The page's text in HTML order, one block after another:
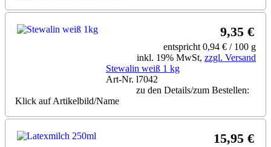
9,35 €
entspricht 0,94 € / 100 g
inkl. 19% MwSt, zzgl. Versand
Stewalin weiß 1 kg
Art-Nr. l7042
zu den Details/zum Bestellen:
Klick auf Artikelbild/Name
15,95 €